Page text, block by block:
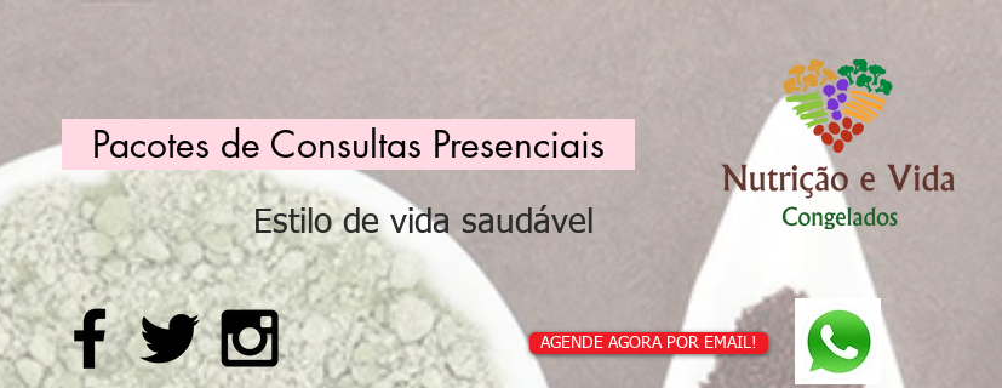
Pacotes de Consultas Presenciais
Estilo de vida saudável
AGENDE AGORA POR EMAIL!